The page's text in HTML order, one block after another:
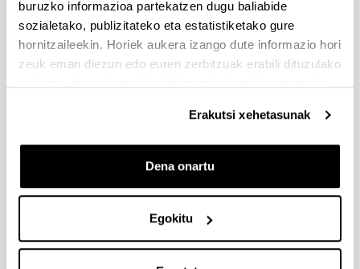
buruzko informazioa partekatzen dugu baliabide
sozialetako, publizitateko eta estatistiketako gure
hornitzaileekin. Horiek aukera izango dute informazio hori
zeuk eman diezun edo euren zerbitzuak erabili dituzulako
Erakutsi xehetasunak
Dena onartu
Egokitu